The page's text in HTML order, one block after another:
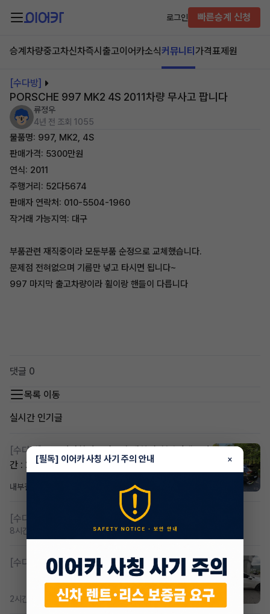
로그인 빠른승계 신청
승계차량중고차신차즉시출고이어카소식커뮤니티 가격표제원
[수다방]
PORSCHE 997 MK2 4S 2011차량 무사고 팝니다
류정우
4년 전 조회 1055
물품명: 997, MK2, 4S
판매가격: 5300만원
연식: 2011
주행거리: 52다5674
판매자 연락처: 010-5504-1960
작거래 가능지역: 대구
부품관련 재직중이라 모둔부품 순정으로 교체했습니다.
문제점 전혀없으며 기름만 넣고 타시면 됩니다~
997 마지막 출고차량이라 휠이랑 핸들이 다릅니다
댓글 0
목록 이동
실시간 인기글
[수다방] 스포티지하이브리드 승계합니다(잔여렌트기
간 : 26개월)
내부결재
[수다방] 저신용 무심사 or 신차 렌트 찾으시는분!!
8시간 전
[수다방] K8 하이브리드 (풀옵션) 758,780원
2시간 전 조회 403댓글 3
[필독] 이어카 사칭 사기 주의 안내 ×